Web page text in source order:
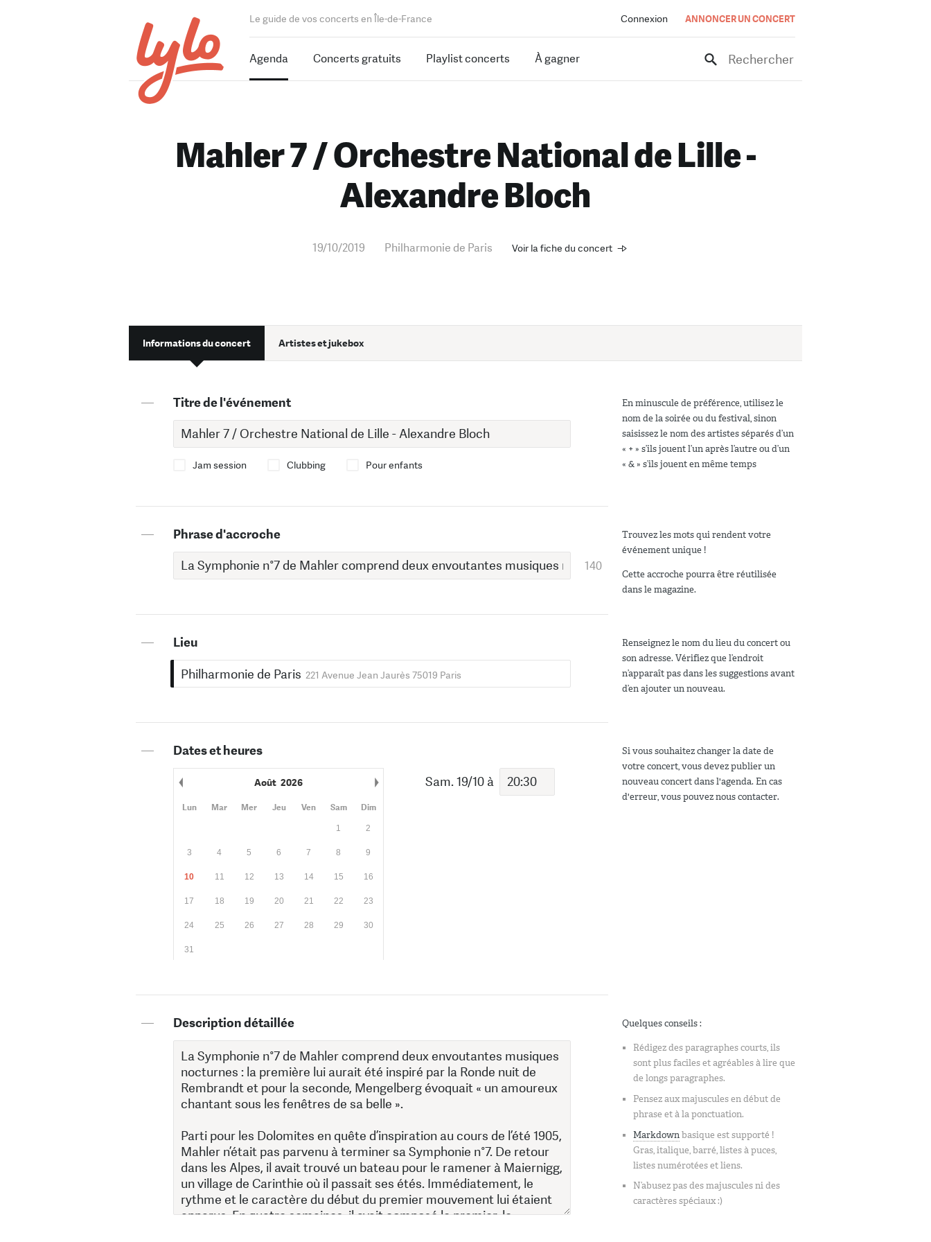
Connexion ANNONCER UN CONCERT
Le guide de vos concerts en Île-de-France
Agenda Concerts gratuits Playlist concerts À gagner Rechercher
Mahler 7 / Orchestre National de Lille -
Alexandre Bloch
19/10/2019 Philharmonie de Paris Voir la fiche du concert
Informations du concert Artistes et jukebox
— Titre de l'événement
Jam session Clubbing Pour enfants
En minuscule de préférence, utilisez le
nom de la soirée ou du festival, sinon
saisissez le nom des artistes séparés d’un
« + » s’ils jouent l’un après l’autre ou d’un
« & » s’ils jouent en même temps
— Phrase d'accroche
140
Trouvez les mots qui rendent votre
événement unique !
Cette accroche pourra être réutilisée
dans le magazine.
—
Lieu
Philharmonie de Paris 221 Avenue Jean Jaurès 75019 Paris
Renseignez le nom du lieu du concert ou
son adresse. Vérifiez que l’endroit
n’apparaît pas dans les suggestions avant
d’en ajouter un nouveau.
— Dates et heures
Août 2026 Mois suivant
Lun Mar Mer Jeu Ven Sam Dim
1 2
3 4 5 6 7 8 9
10 11 12 13 14 15 16
17 18 19 20 21 22 23
24 25 26 27 28 29 30
31
Sam. 19/10 à
Si vous souhaitez changer la date de
votre concert, vous devez publier un
nouveau concert dans l'agenda. En cas
d'erreur, vous pouvez nous contacter.
— Description détaillée Quelques conseils :
Rédigez des paragraphes courts, ils
sont plus faciles et agréables à lire que
de longs paragraphes.
Pensez aux majuscules en début de
phrase et à la ponctuation.
Markdownbasique est supporté !
Gras, italique, barré, listes à puces,
listes numérotées et liens.
N’abusez pas des majuscules ni des
caractères spéciaux :)